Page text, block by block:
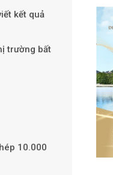
Theo phunuvietnam.vn
kết quả
trường bất
10.000